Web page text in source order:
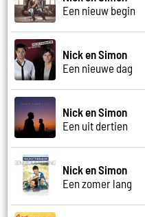
Een nieuw begin
Nick en Simon
Een nieuwe dag
Nick en Simon
Een uit dertien
Nick en Simon
Een zomer lang